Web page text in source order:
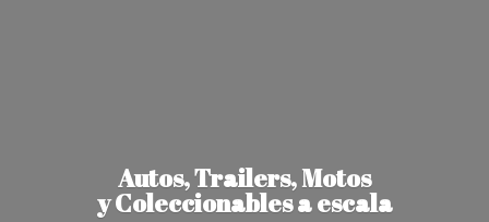
Autos, Trailers, Motos
y Coleccionablesa escala